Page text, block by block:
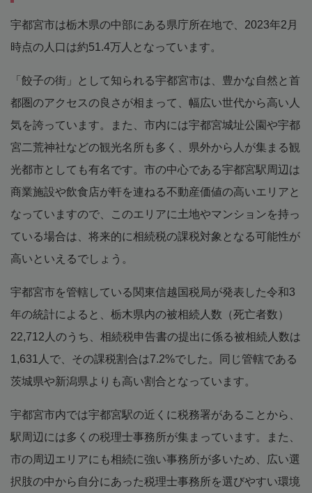
宇都宮市は栃木県の中部にある県庁所在地で、2023年2月
時点の人口は約51.4万人となっています。
「餃子の街」として知られる宇都宮市は、豊かな自然と首
都圏のアクセスの良さが相まって、幅広い世代から高い人
気を誇っています。また、市内には宇都宮城址公園や宇都
宮二荒神社などの観光名所も多く、県外から人が集まる観
光都市としても有名です。市の中心である宇都宮駅周辺は
商業施設や飲食店が軒を連ねる不動産価値の高いエリアと
なっていますので、このエリアに土地やマンションを持っ
ている場合は、将来的に相続税の課税対象となる可能性が
高いといえるでしょう。
宇都宮市を管轄している関東信越国税局が発表した令和3
年の統計によると、栃木県内の被相続人数（死亡者数）
22,712人のうち、相続税申告書の提出に係る被相続人数は
1,631人で、その課税割合は7.2%でした。同じ管轄である
茨城県や新潟県よりも高い割合となっています。
宇都宮市内では宇都宮駅の近くに税務署があることから、
駅周辺には多くの税理士事務所が集まっています。また、
市の周辺エリアにも相続に強い事務所が多いため、広い選
択肢の中から自分にあった税理士事務所を選びやすい環境